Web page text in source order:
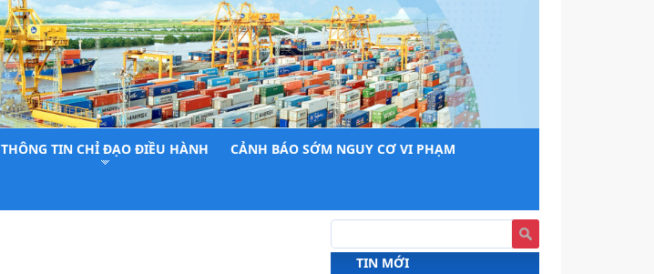
THÔNG TIN CHỈ ĐẠO ĐIỀU HÀNH CẢNH BÁO SỚM NGUY CƠ VI PHẠM
TIN MỚI